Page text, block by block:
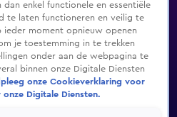
De Bondgenoten
dan enkel functionele en essentiële
te laten functioneren en veilig te
ieder moment opnieuw openen
je toestemming in te trekken
onder aan de webpagina te
binnen onze Digitale Diensten
onze Cookieverklaring voor
onze Digitale Diensten.